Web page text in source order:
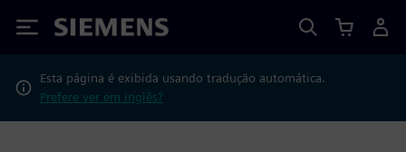
Siemens
Esta página é exibida usando tradução automática.
Prefere ver em inglês?